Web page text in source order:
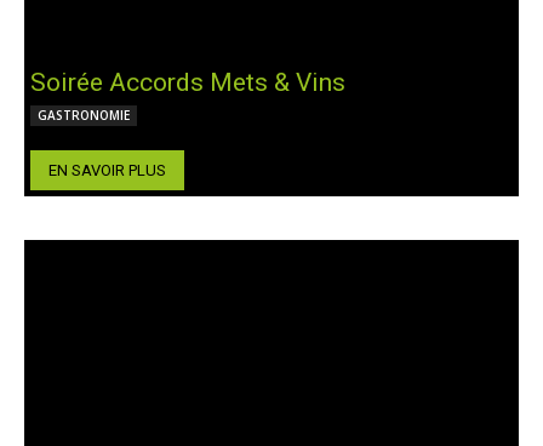
Soirée Accords Mets & Vins
GASTRONOMIE
EN SAVOIR PLUS